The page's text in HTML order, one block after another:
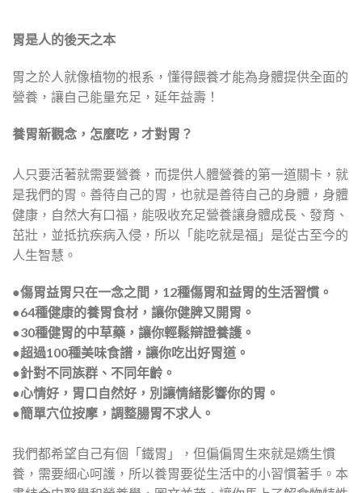
胃是人的後天之本
胃之於人就像植物的根系，懂得餵養才能為身體提供全面的
營養，讓自己能量充足，延年益壽！
養胃新觀念，怎麼吃，才對胃？
人只要活著就需要營養，而提供人體營養的第一道關卡，就
是我們的胃。善待自己的胃，也就是善待自己的身體，身體
健康，自然大有口福，能吸收充足營養讓身體成長、發育、
茁壯，並抵抗疾病入侵，所以「能吃就是福」是從古至今的
人生智慧。
●傷胃益胃只在一念之間，12種傷胃和益胃的生活習慣。
●64種健康的養胃食材，讓你健脾又開胃。
●30種健胃的中草藥，讓你輕鬆辯證養護。
●超過100種美味食譜，讓你吃出好胃道。
●針對不同族群、不同年齡。
●心情好，胃口自然好，別讓情緒影響你的胃。
●簡單穴位按摩，調整腸胃不求人。
我們都希望自己有個「鐵胃」，但偏偏胃生來就是嬌生慣
養，需要細心呵護，所以養胃要從生活中的小習慣著手。本